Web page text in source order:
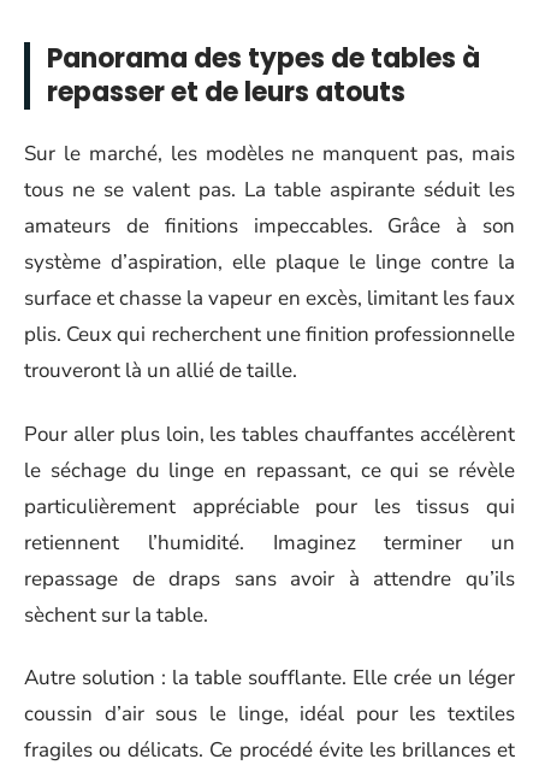
Panorama des types de tables à
repasser et de leurs atouts
Sur le marché, les modèles ne manquent pas, mais
tous ne se valent pas. La table aspirante séduit les
amateurs de finitions impeccables. Grâce à son
système d’aspiration, elle plaque le linge contre la
surface et chasse la vapeur en excès, limitant les faux
plis. Ceux qui recherchent une finition professionnelle
trouveront là un allié de taille.
Pour aller plus loin, les tables chauffantes accélèrent
le séchage du linge en repassant, ce qui se révèle
particulièrement appréciable pour les tissus qui
retiennent l’humidité. Imaginez terminer un
repassage de draps sans avoir à attendre qu’ils
sèchent sur la table.
Autre solution : la table soufflante. Elle crée un léger
coussin d’air sous le linge, idéal pour les textiles
fragiles ou délicats. Ce procédé évite les brillances et